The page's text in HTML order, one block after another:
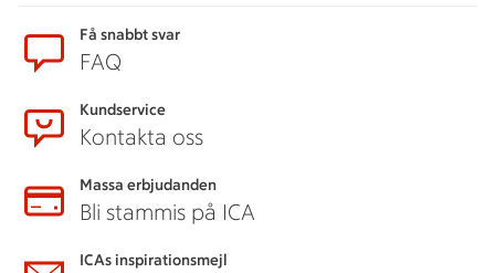
Få snabbt svar
FAQ
Kundservice
Kontakta oss
Massa erbjudanden
Bli stammis på ICA
ICAs inspirationsmejl